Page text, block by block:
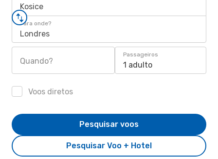
Kosice
Para onde?
Londres
Quando?
Passageiros
1 adulto
Voos diretos
Pesquisar Voo + Hotel
Pesquisar voos